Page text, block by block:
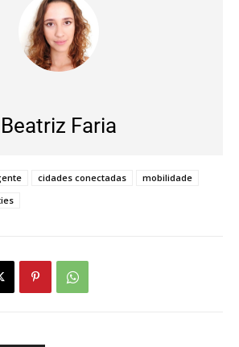
Beatriz Faria
cidades conectadas
mobilidade